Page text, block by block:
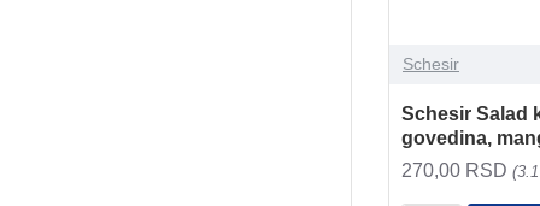
Schesir
Schesir Salad
govedina,
270,00 RSD